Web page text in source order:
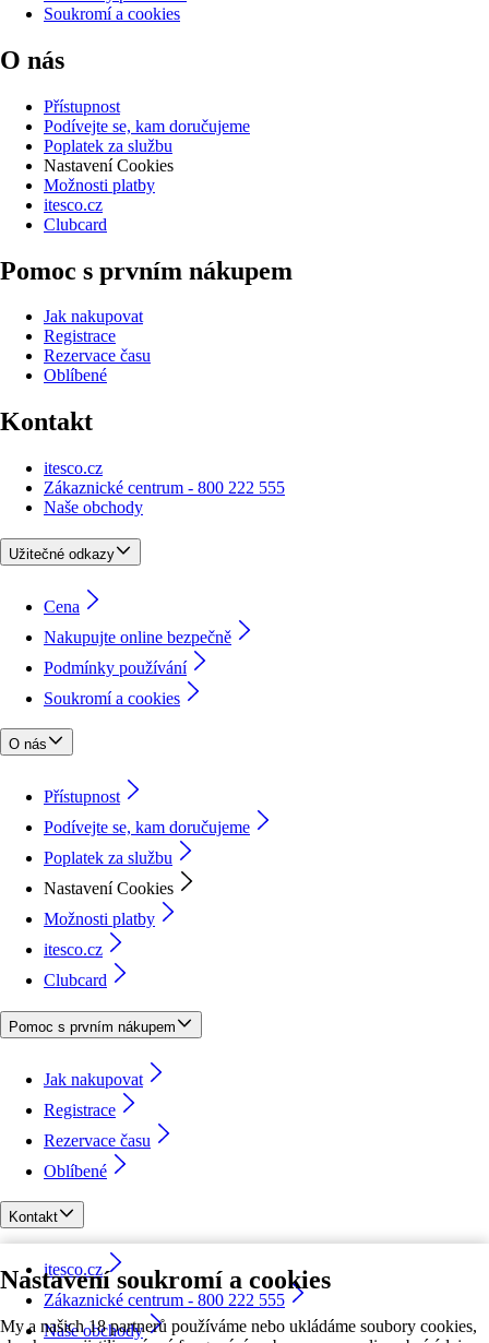
Nastavení soukromí a cookies
My a našich 18 partnerů používáme nebo ukládáme soubory cookies,
Soukromí a cookies
O nás
Přístupnost
Podívejte se, kam doručujeme
Poplatek za službu
Nastavení Cookies
Možnosti platby
itesco.cz
Clubcard
Pomoc s prvním nákupem
Jak nakupovat
Registrace
Rezervace času
Oblíbené
Kontakt
itesco.cz
Zákaznické centrum - 800 222 555
Naše obchody
Užitečné odkazy
Cena
Nakupujte online bezpečně
Podmínky používání
Soukromí a cookies
O nás
Přístupnost
Podívejte se, kam doručujeme
Poplatek za službu
Nastavení Cookies
Možnosti platby
itesco.cz
Clubcard
Pomoc s prvním nákupem
Jak nakupovat
Registrace
Rezervace času
Oblíbené
Kontakt
itesco.cz
Zákaznické centrum - 800 222 555
Naše obchody